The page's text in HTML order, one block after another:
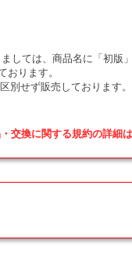
しては、商品名に「初版」
おります。
別せず販売しております。
交換に関する規約の詳細